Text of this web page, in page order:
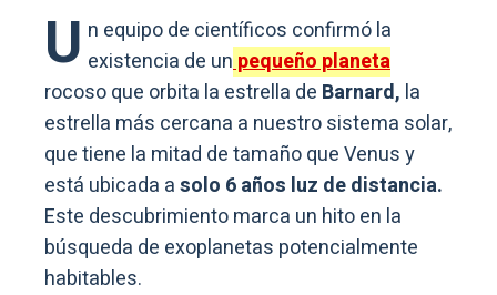
U n equipo de científicos confirmó la
existencia de unpequeño planeta
rocoso que orbita la estrella de Barnard, la
estrella más cercana a nuestro sistema solar,
que tiene la mitad de tamaño que Venus y
está ubicada asolo 6 años luz de distancia.
Este descubrimiento marca un hito en la
búsqueda de exoplanetas potencialmente
habitables.